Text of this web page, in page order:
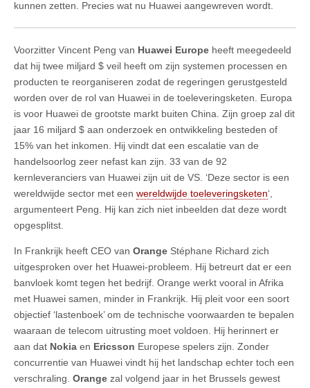
kunnen zetten. Precies wat nu Huawei aangewreven wordt.
Voorzitter Vincent Peng van Huawei Europe heeft meegedeeld
dat hij twee miljard $ veil heeft om zijn systemen processen en
producten te reorganiseren zodat de regeringen gerustgesteld
worden over de rol van Huawei in de toeleveringsketen. Europa
is voor Huawei de grootste markt buiten China. Zijn groep zal dit
jaar 16 miljard $ aan onderzoek en ontwikkeling besteden of
15% van het inkomen. Hij vindt dat een escalatie van de
handelsoorlog zeer nefast kan zijn. 33 van de 92
kernleveranciers van Huawei zijn uit de VS. ‘Deze sector is een
wereldwijde sector met een wereldwijde toeleveringsketen‘,
argumenteert Peng. Hij kan zich niet inbeelden dat deze wordt
opgesplitst.
In Frankrijk heeft CEO van Orange Stéphane Richard zich
uitgesproken over het Huawei-probleem. Hij betreurt dat er een
banvloek komt tegen het bedrijf. Orange werkt vooral in Afrika
met Huawei samen, minder in Frankrijk. Hij pleit voor een soort
objectief ‘lastenboek’ om de technische voorwaarden te bepalen
waaraan de telecom uitrusting moet voldoen. Hij herinnert er
aan dat Nokia en Ericsson Europese spelers zijn. Zonder
concurrentie van Huawei vindt hij het landschap echter toch een
verschraling. Orange zal volgend jaar in het Brussels gewest